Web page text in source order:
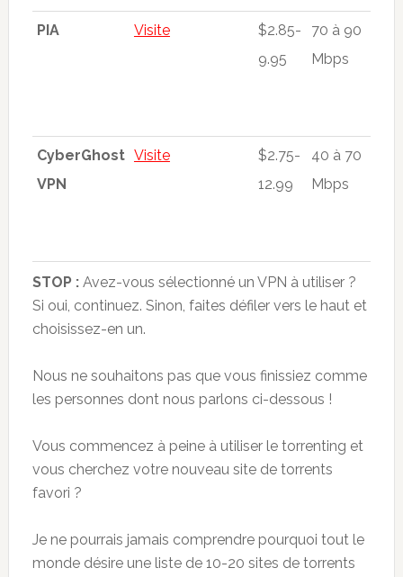
PIA Visite
$2.85-
9.95
70 à 90
Mbps
CyberGhost
VPN
Visite
$2.75-
12.99
40 à 70
Mbps
STOP :Avez-vous sélectionné un VPN à utiliser ?
Si oui, continuez. Sinon, faites défiler vers le haut et
choisissez-en un.
Nous ne souhaitons pas que vous finissiez comme
les personnes dont nous parlons ci-dessous !
Vous commencez à peine à utiliser le torrenting et
vous cherchez votre nouveau site de torrents
favori ?
Je ne pourrais jamais comprendre pourquoi tout le
monde désire une liste de 10-20 sites de torrents